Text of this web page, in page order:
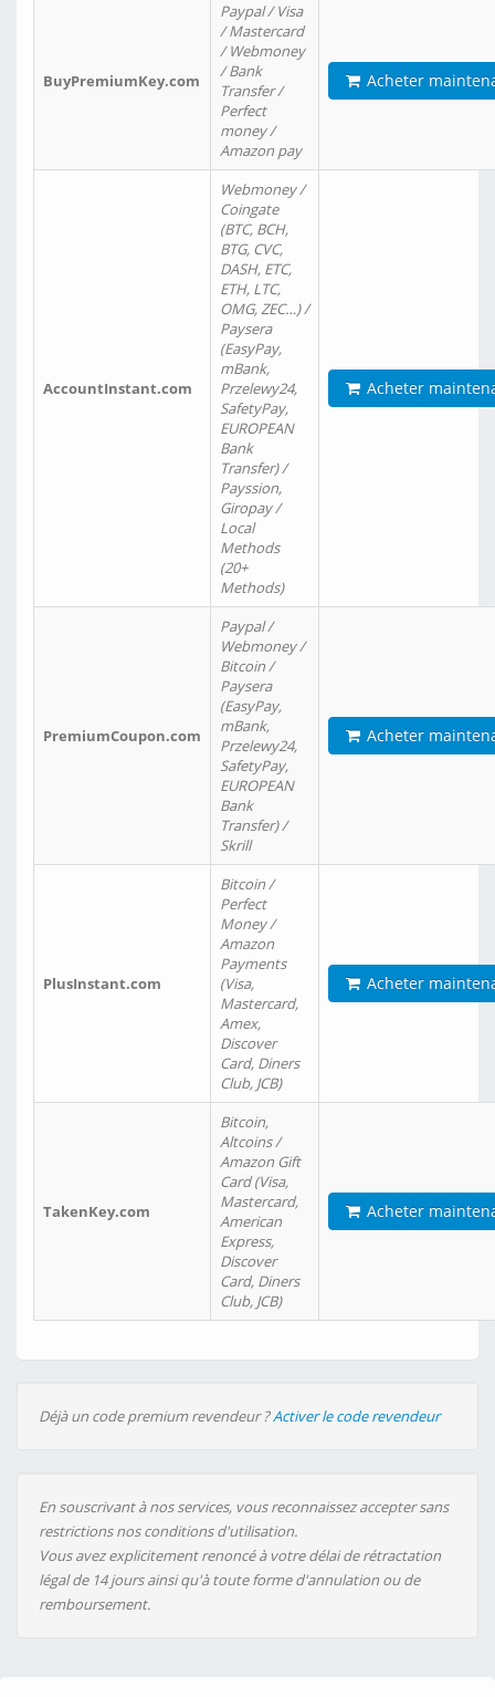
BuyPremiumKey.com
Paypal / Visa
/ Mastercard
/ Webmoney
/ Bank
Transfer /
Perfect
money /
Amazon pay
Acheter
AccountInstant.com
Webmoney /
Coingate
(BTC, BCH,
BTG, CVC,
DASH, ETC,
ETH, LTC,
OMG, ZEC…) /
Paysera
(EasyPay,
mBank,
Przelewy24,
SafetyPay,
EUROPEAN
Bank
Transfer) /
Payssion,
Giropay /
Local
Methods
(20+
Methods)
Acheter
PremiumCoupon.com
Paypal /
Webmoney /
Bitcoin /
Paysera
(EasyPay,
mBank,
Przelewy24,
SafetyPay,
EUROPEAN
Bank
Transfer) /
Skrill
Acheter
PlusInstant.com
Bitcoin /
Perfect
Money /
Amazon
Payments
(Visa,
Mastercard,
Amex,
Discover
Card, Diners
Club, JCB)
Acheter
TakenKey.com
Bitcoin,
Altcoins /
Amazon Gift
Card (Visa,
Mastercard,
American
Express,
Discover
Card, Diners
Club, JCB)
Acheter
Déjà un code premium revendeur ?Activer le code revendeur
En souscrivant à nos services, vous reconnaissez accepter sans
restrictions nos conditions d'utilisation.
Vous avez explicitement renoncé à votre délai de rétractation
légal de 14 jours ainsi qu'à toute forme d'annulation ou de
remboursement.